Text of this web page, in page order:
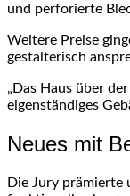
und perforierte
Weitere Preise
gestalterisch
„Das Haus über der
eigenständiges
Neues mit
Die Jury prämierte